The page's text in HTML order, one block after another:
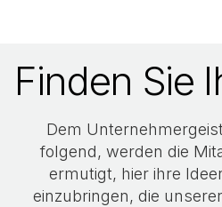
Finden Sie
Dem
folgend, werden die
ermutigt, hier ihre
einzubringen, die